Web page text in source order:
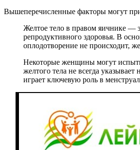
Вышеперечисленные факторы могут
Желтое тело в правом яичнике —
репродуктивного здоровья. В
оплодотворение не происходит,
Некоторые женщины могут
желтого тела не всегда
играет ключевую роль в